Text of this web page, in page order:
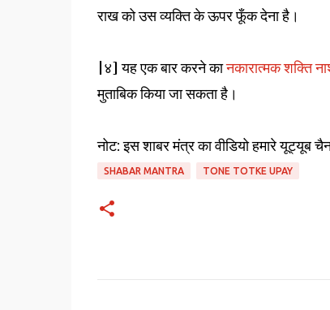
राख को उस व्यक्ति के ऊपर फूँक देना है।
|४] यह एक बार करने कानकारात्मक शक्ति
मुताबिक किया जा सकता है।
नोट: इस शाबर मंत्र का वीडियो हमारे यूट्यूब
SHABAR MANTRA TONE TOTKE UPAY